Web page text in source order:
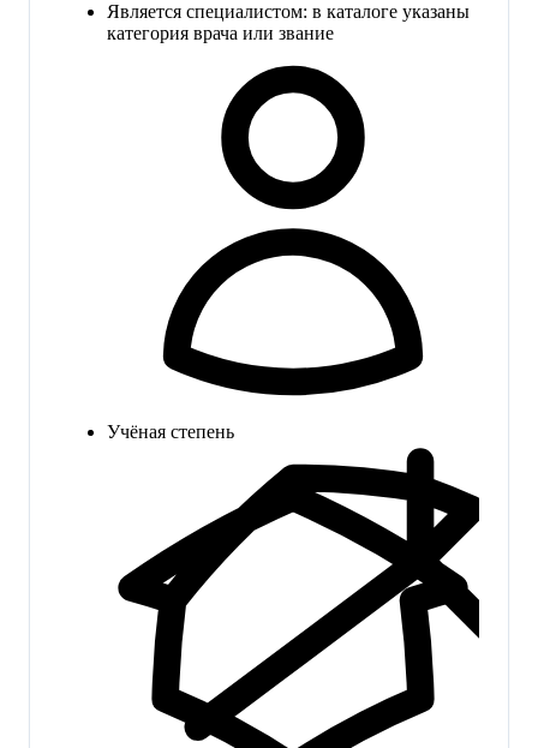
Является специалистом: в каталоге указаны
категория врача или звание
Учёная степень